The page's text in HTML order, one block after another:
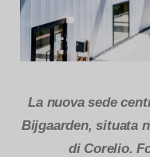
La nuova sede
Bijgaarden, situata
di Corelio.